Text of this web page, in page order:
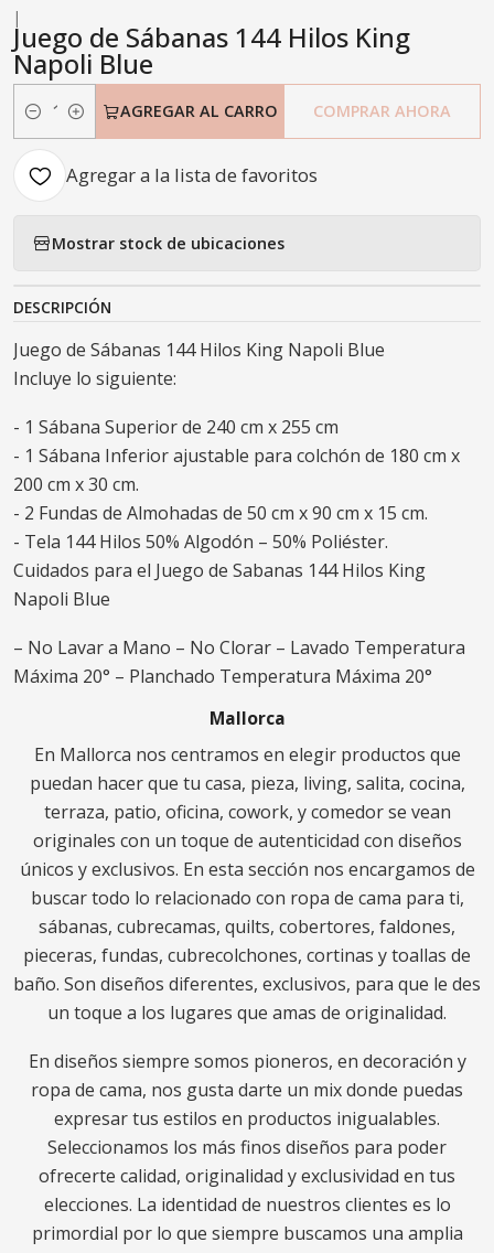
|
Juego de Sábanas 144 Hilos King
Napoli Blue
Cantidad
AGREGAR AL CARRO COMPRAR AHORA
Agregar a la lista de favoritos
Mostrar stock de ubicaciones
DESCRIPCIÓN
Juego de Sábanas 144 Hilos King Napoli Blue
Incluye lo siguiente:
- 1 Sábana Superior de 240 cm x 255 cm
- 1 Sábana Inferior ajustable para colchón de 180 cm x
200 cm x 30 cm.
- 2 Fundas de Almohadas de 50 cm x 90 cm x 15 cm.
- Tela 144 Hilos 50% Algodón – 50% Poliéster.
Cuidados para el Juego de Sabanas 144 Hilos King
Napoli Blue
– No Lavar a Mano – No Clorar – Lavado Temperatura
Máxima 20° – Planchado Temperatura Máxima 20°
Mallorca
En Mallorca nos centramos en elegir productos que
puedan hacer que tu casa, pieza, living, salita, cocina,
terraza, patio, oficina, cowork, y comedor se vean
originales con un toque de autenticidad con diseños
únicos y exclusivos. En esta sección nos encargamos de
buscar todo lo relacionado con ropa de cama para ti,
sábanas, cubrecamas, quilts, cobertores, faldones,
pieceras, fundas, cubrecolchones, cortinas y toallas de
baño. Son diseños diferentes, exclusivos, para que le des
un toque a los lugares que amas de originalidad.
En diseños siempre somos pioneros, en decoración y
ropa de cama, nos gusta darte un mix donde puedas
expresar tus estilos en productos inigualables.
Seleccionamos los más finos diseños para poder
ofrecerte calidad, originalidad y exclusividad en tus
elecciones. La identidad de nuestros clientes es lo
primordial por lo que siempre buscamos una amplia